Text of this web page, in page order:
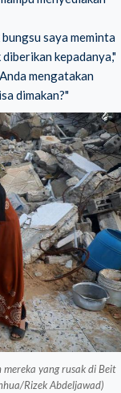
saya meminta
kepadanya,"
mengatakan
dimakan?"
yang rusak di Beit
Rizek Abdeljawad)